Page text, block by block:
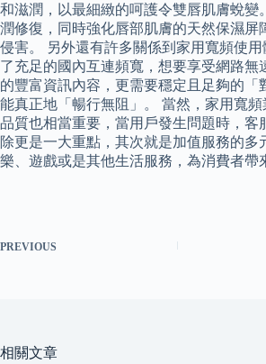
和滋潤，以最細緻的呵護令雙唇肌膚蛻變
潤修復，同時強化唇部肌膚的天然保濕屏
侵害。 另外還有許多關係到家用寬頻使
了充足的國內互連頻寬，想要享受網路無
的豐富資訊內容，更需要穩定且足夠的「
能真正地「暢行無阻」。 當然，家用寬頻
品質也相當重要，當用戶發生問題時，客
除更是一大重點，其次就是加值服務的多
樂、遊戲或是其他生活服務，為消費者帶
PREVIOUS
相關文章